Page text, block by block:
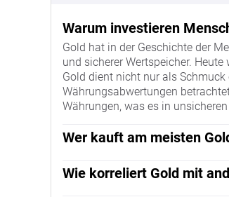
Warum investieren
Gold hat in der Geschichte der
und sicherer Wertspeicher.
Gold dient nicht nur als
Währungsabwertungen
Währungen, was es in
Wer kauft am meisten
kaufen sie Gold, um die
kauften Zentralbanken laut
Wie korreliert Gold mit